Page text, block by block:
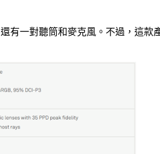
有一對聽筒和麥克風。不過，這